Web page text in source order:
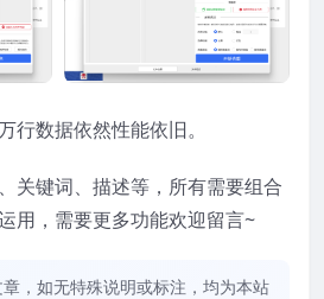
行数据依然性能依旧。
关键词、描述等，所有需要组合
用，需要更多功能欢迎留言~
，如无特殊说明或标注，均为本站